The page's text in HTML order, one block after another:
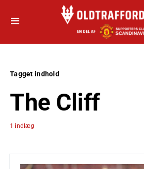
Tagget indhold
The Cliff
1 indlæg